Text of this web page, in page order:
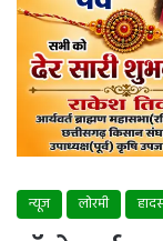
न्यूज लोरमी